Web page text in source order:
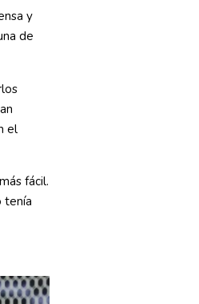
y
de
el
fácil.
tenía